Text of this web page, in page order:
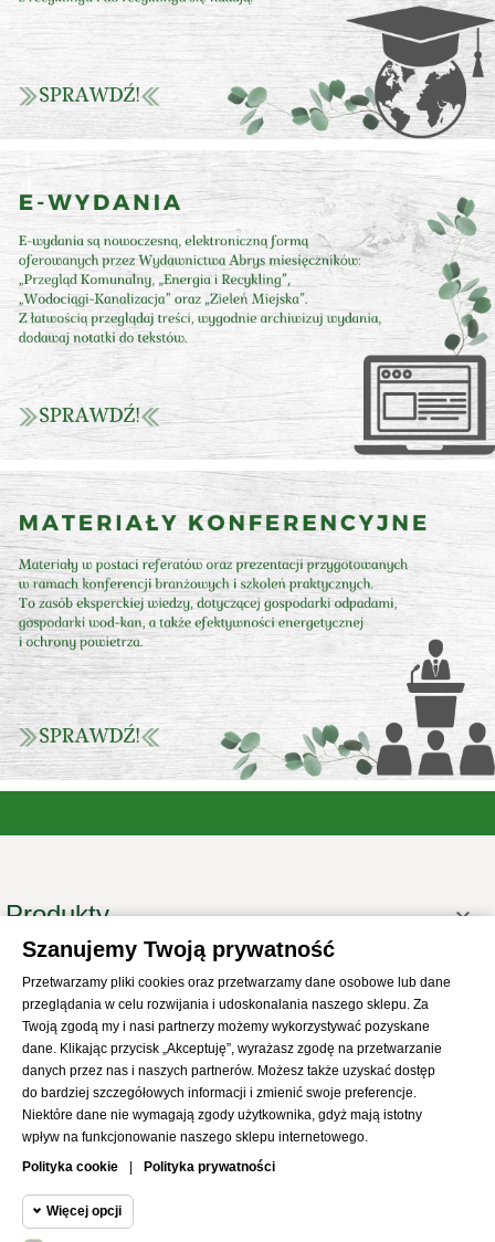
Produkty 
Informacje
Twoje konto 
Informacje o sklepie
Szanujemy Twoją prywatność
Przetwarzamy pliki cookies oraz przetwarzamy dane osobowe lub dane
przeglądania w celu rozwijania i udoskonalania naszego sklepu. Za
Twoją zgodą my i nasi partnerzy możemy wykorzystywać pozyskane
dane. Klikając przycisk „Akceptuję”, wyrażasz zgodę na przetwarzanie
danych przez nas i naszych partnerów. Możesz także uzyskać dostęp
do bardziej szczegółowych informacji i zmienić swoje preferencje.
Niektóre dane nie wymagają zgody użytkownika, gdyż mają istotny
wpływ na funkcjonowanie naszego sklepu internetowego.
Polityka cookie
Polityka prywatności
Więcej opcji
© 2021SKLEP AbrysAll Rights Reserved